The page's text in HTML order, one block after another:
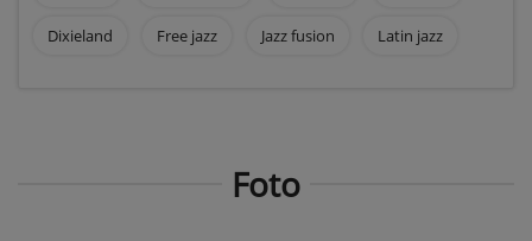
Dixieland Free jazz Jazz fusion Latin jazz
Foto